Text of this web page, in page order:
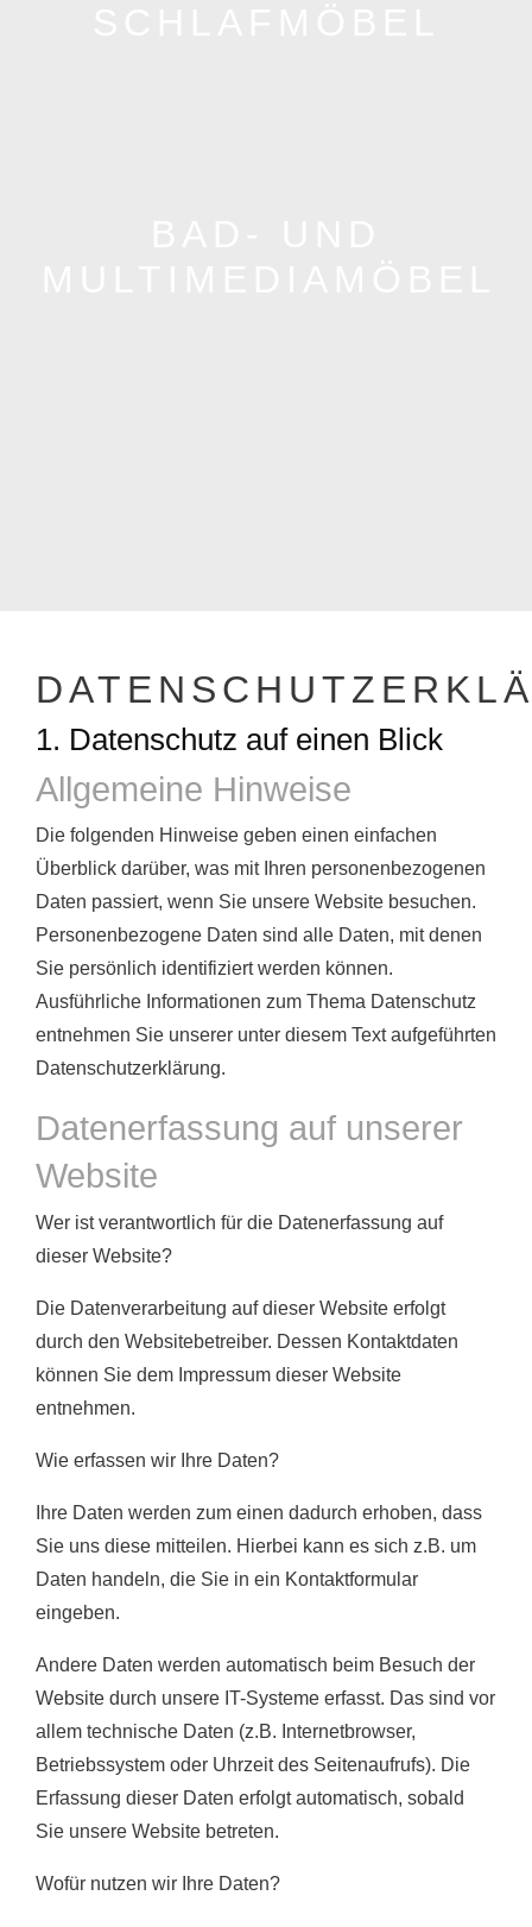
1. Datenschutz auf einen Blick
Allgemeine Hinweise
Die folgenden Hinweise geben einen einfachen
Überblick darüber, was mit Ihren personenbezogenen
Daten passiert, wenn Sie unsere Website besuchen.
Personenbezogene Daten sind alle Daten, mit denen
Sie persönlich identifiziert werden können.
Ausführliche Informationen zum Thema Datenschutz
entnehmen Sie unserer unter diesem Text aufgeführten
Datenschutzerklärung.
Datenerfassung auf unserer
Website
Wer ist verantwortlich für die Datenerfassung auf
dieser Website?
Die Datenverarbeitung auf dieser Website erfolgt
durch den Websitebetreiber. Dessen Kontaktdaten
können Sie dem Impressum dieser Website
entnehmen.
Wie erfassen wir Ihre Daten?
Ihre Daten werden zum einen dadurch erhoben, dass
Sie uns diese mitteilen. Hierbei kann es sich z.B. um
Daten handeln, die Sie in ein Kontaktformular
eingeben.
Andere Daten werden automatisch beim Besuch der
Website durch unsere IT-Systeme erfasst. Das sind vor
allem technische Daten (z.B. Internetbrowser,
Betriebssystem oder Uhrzeit des Seitenaufrufs). Die
Erfassung dieser Daten erfolgt automatisch, sobald
Sie unsere Website betreten.
Wofür nutzen wir Ihre Daten?